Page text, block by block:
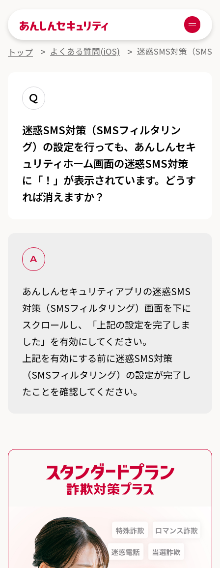
あんしんセキュリティ
Menu
よくある質問詳細
トップ よくある質問(iOS) 迷惑SMS対策（SMS
Q
迷惑SMS対策（SMSフィルタリン
グ）の設定を行っても、あんしんセキ
ュリティホーム画面の迷惑SMS対策
に「！」が表示されています。どうす
れば消えますか？
A
あんしんセキュリティアプリの迷惑SMS
対策（SMSフィルタリング）画面を下に
スクロールし、「上記の設定を完了しま
した」を有効にしてください。
上記を有効にする前に迷惑SMS対策
（SMSフィルタリング）の設定が完了し
たことを確認してください。
スタンダードプラン 詐欺